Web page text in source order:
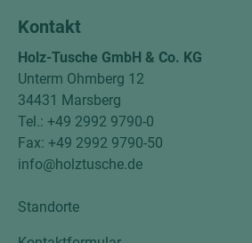
Kontakt
Holz-Tusche GmbH & Co. KG
Unterm Ohmberg 12
34431 Marsberg
Tel.: +49 2992 9790-0
Fax: +49 2992 9790-50
info@holztusche.de
Standorte